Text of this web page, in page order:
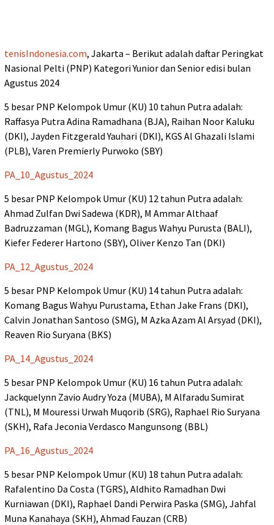
tenisIndonesia.com, Jakarta – Berikut adalah daftar Peringkat
Nasional Pelti (PNP) Kategori Yunior dan Senior edisi bulan
Agustus 2024
5 besar PNP Kelompok Umur (KU) 10 tahun Putra adalah:
Raffasya Putra Adina Ramadhana (BJA), Raihan Noor Kaluku
(DKI), Jayden Fitzgerald Yauhari (DKI), KGS Al Ghazali Islami
(PLB), Varen Premierly Purwoko (SBY)
PA_10_Agustus_2024
5 besar PNP Kelompok Umur (KU) 12 tahun Putra adalah:
Ahmad Zulfan Dwi Sadewa (KDR), M Ammar Althaaf
Badruzzaman (MGL), Komang Bagus Wahyu Purusta (BALI),
Kiefer Federer Hartono (SBY), Oliver Kenzo Tan (DKI)
PA_12_Agustus_2024
5 besar PNP Kelompok Umur (KU) 14 tahun Putra adalah:
Komang Bagus Wahyu Purustama, Ethan Jake Frans (DKI),
Calvin Jonathan Santoso (SMG), M Azka Azam Al Arsyad (DKI),
Reaven Rio Suryana (BKS)
PA_14_Agustus_2024
5 besar PNP Kelompok Umur (KU) 16 tahun Putra adalah:
Jackquelynn Zavio Audry Yoza (MUBA), M Alfaradu Sumirat
(TNL), M Mouressi Urwah Muqorib (SRG), Raphael Rio Suryana
(SKH), Rafa Jeconia Verdasco Mangunsong (BBL)
PA_16_Agustus_2024
5 besar PNP Kelompok Umur (KU) 18 tahun Putra adalah:
Rafalentino Da Costa (TGRS), Aldhito Ramadhan Dwi
Kurniawan (DKI), Raphael Dandi Perwira Paska (SMG), Jahfal
Muna Kanahaya (SKH), Ahmad Fauzan (CRB)